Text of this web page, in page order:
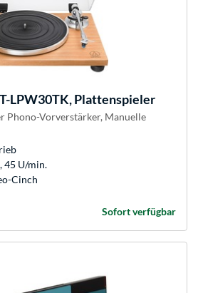
LPW30TK, Plattenspieler
Phono-Vorverstärker, Manuelle
45 U/min.
Cinch
Sofort verfügbar